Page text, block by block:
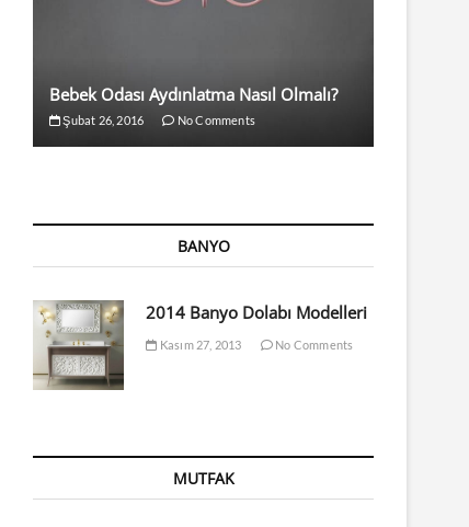
Bebek Odası Aydınlatma Nasıl Olmalı?
Şubat 26, 2016 No Comments
BANYO
2014 Banyo Dolabı Modelleri
Kasım 27, 2013 No Comments
MUTFAK